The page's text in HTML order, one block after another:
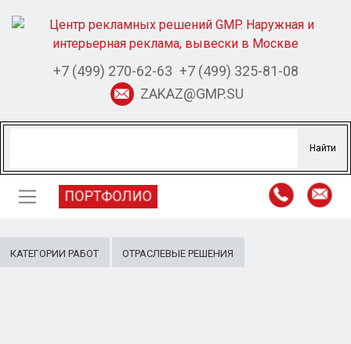
+7 (499) 270-62-63 +7 (499) 325-81-08
ZAKAZ@GMP.SU
ПОРТФОЛИО
КАТЕГОРИИ РАБОТ ОТРАСЛЕВЫЕ РЕШЕНИЯ